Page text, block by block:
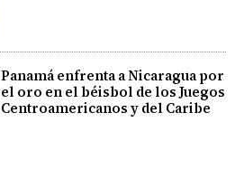
Panamá enfrenta a Nicaragua por
el oro en el béisbol de los Juegos
Centroamericanos y del Caribe